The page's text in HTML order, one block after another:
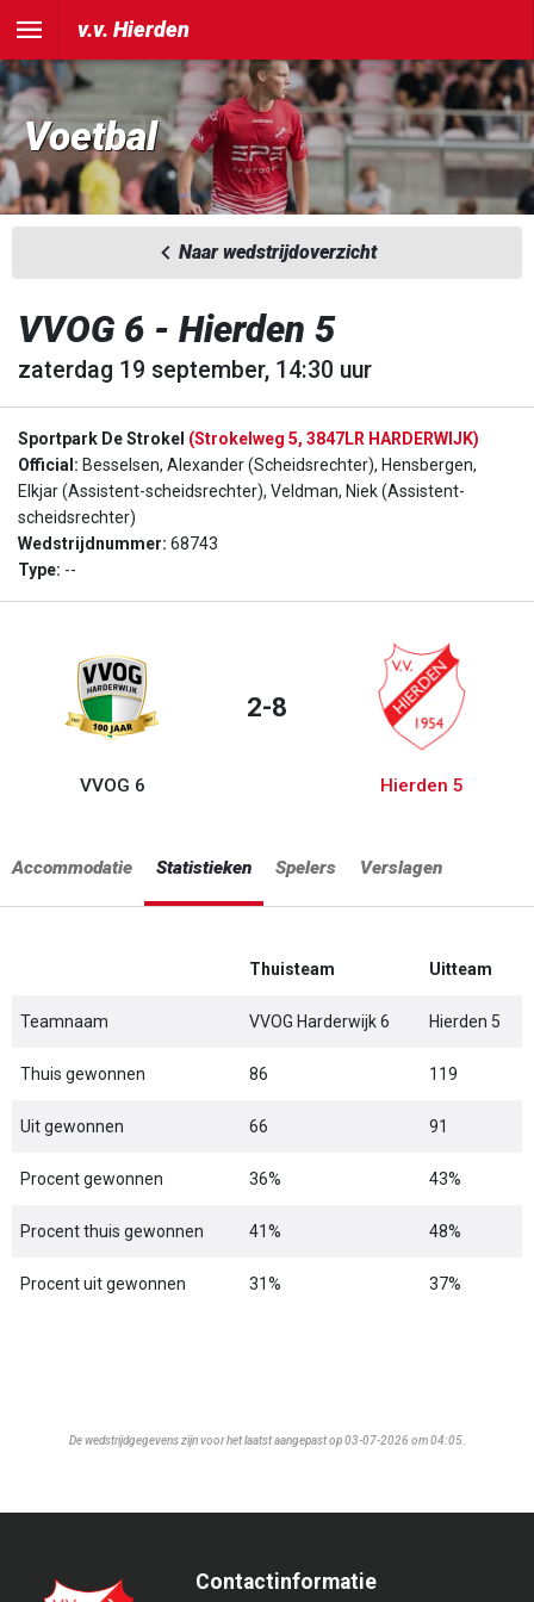
v.v. Hierden
Voetbal
Naar wedstrijdoverzicht
VVOG 6 - Hierden 5
zaterdag 19 september, 14:30 uur
Sportpark De Strokel (Strokelweg 5, 3847LR HARDERWIJK)
Official: Besselsen, Alexander (Scheidsrechter), Hensbergen,
Elkjar (Assistent-scheidsrechter), Veldman, Niek (Assistent-
scheidsrechter)
Wedstrijdnummer: 68743
Type: --
VVOG 6
2-8
Hierden 5
Accommodatie Statistieken Spelers Verslagen
Thuisteam Uitteam
Teamnaam VVOG Harderwijk 6 Hierden 5
Thuis gewonnen 86 119
Uit gewonnen 66 91
Procent gewonnen 36% 43%
Procent thuis gewonnen 41% 48%
Procent uit gewonnen 31% 37%
De wedstrijdgegevens zijn voor het laatst aangepast op 03-07-2026 om 04:05.
Contactinformatie